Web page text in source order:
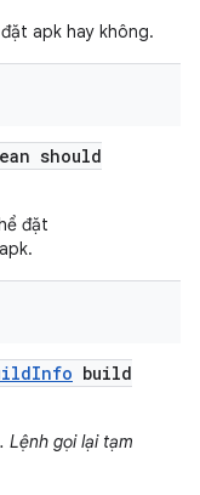
apk hay không.
should
đặt
Info build
Lệnh gọi lại tạm